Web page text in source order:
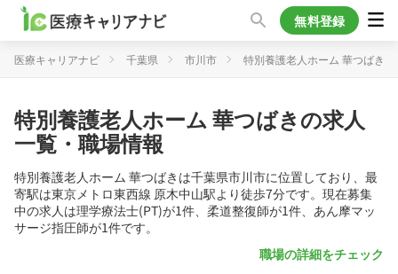
無料登録
医療キャリアナビ 千葉県 市川市 特別養護老人ホーム 華つばき
特別養護老人ホーム 華つばきの求人
一覧・職場情報
特別養護老人ホーム 華つばきは千葉県市川市に位置しており、最
寄駅は東京メトロ東西線 原木中山駅より徒歩7分です。現在募集
中の求人は理学療法士(PT)が1件、柔道整復師が1件、あん摩マッ
サージ指圧師が1件です。
職場の詳細をチェック